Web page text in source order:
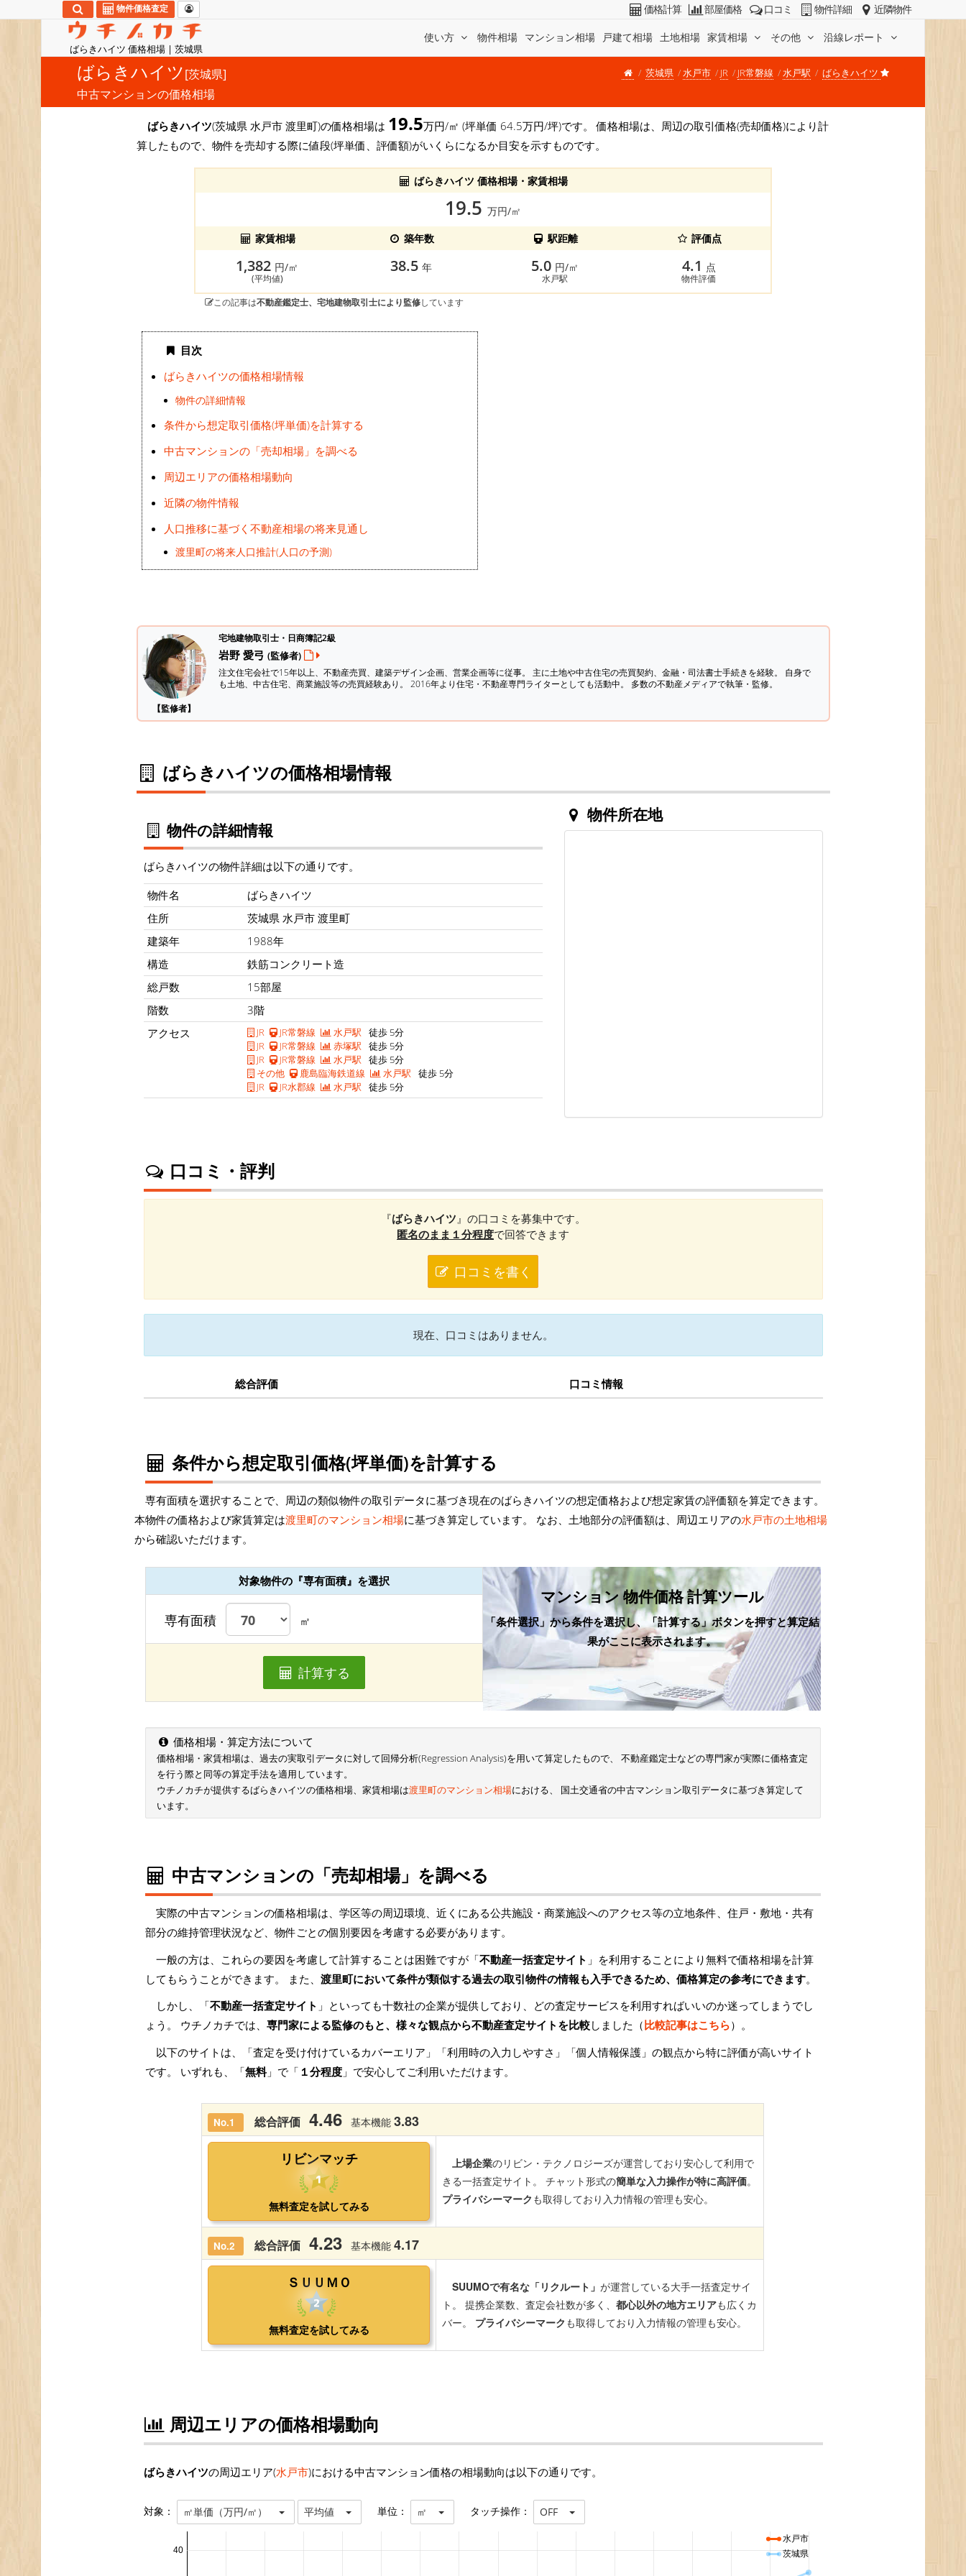
ばらきハイツ 価格相場 | 茨城県
使い方 物件相場 マンション相場 戸建て相場 土地相場 家賃相場 その他 沿線レポート
物件価格査定 価格計算 部屋価格 口コミ 物件詳細 近隣物件
ばらきハイツ[茨城県]
中古マンションの価格相場
茨城県 水戸市 JR JR常磐線 水戸駅 ばらきハイツ
ばらきハイツ(茨城県 水戸市 渡里町)の価格相場は 19.5万円/㎡ (坪単価 64.5万円/坪)です。 価格相場は、周辺の取引価格(売却価格)により計
算したもので、物件を売却する際に値段(坪単価、評価額)がいくらになるか目安を示すものです。
ばらきハイツ 価格相場・家賃相場
19.5 万円/㎡
家賃相場
築年数 駅距離 評価点
1,382 円/㎡
(平均値)
38.5 年 5.0 円/㎡
水戸駅
4.1 点
物件評価
この記事は不動産鑑定士、宅地建物取引士により監修しています
目次
ばらきハイツの価格相場情報
物件の詳細情報
条件から想定取引価格(坪単価)を計算する
中古マンションの「売却相場」を調べる
周辺エリアの価格相場動向
近隣の物件情報
人口推移に基づく不動産相場の将来見通し
渡里町の将来人口推計(人口の予測)
【監修者】
宅地建物取引士・日商簿記2級
岩野 愛弓 (監修者)
注文住宅会社で15年以上、不動産売買、建築デザイン企画、営業企画等に従事。 主に土地や中古住宅の売買契約、金融・司法書士手続きを経験。 自身で
も土地、中古住宅、商業施設等の売買経験あり。 2016年より住宅・不動産専門ライターとしても活動中。 多数の不動産メディアで執筆・監修。
ばらきハイツの価格相場情報
物件の詳細情報
ばらきハイツの物件詳細は以下の通りです。
物件名
ばらきハイツ
住所
茨城県 水戸市 渡里町
建築年
1988年
構造
鉄筋コンクリート造
総戸数
15部屋
階数
3階
アクセス
JR JR常磐線 水戸駅 徒歩 5分
JR
JR常磐線 赤塚駅 徒歩 5分
JR
JR常磐線 水戸駅 徒歩 5分
その他
鹿島臨海鉄道線 水戸駅 徒歩 5分
JR
JR水郡線 水戸駅 徒歩 5分
物件所在地
口コミ・評判
『ばらきハイツ 』の口コミを募集中です。
匿名のまま１分程度で回答できます
口コミを書く
現在、口コミはありません。
総合評価 口コミ情報
条件から想定取引価格(坪単価)を計算する
専有面積を選択することで、周辺の類似物件の取引データに基づき現在のばらきハイツの想定価格および想定家賃の評価額を算定できます。
本物件の価格および家賃算定は渡里町のマンション相場に基づき算定しています。 なお、土地部分の評価額は、周辺エリアの水戸市の土地相場
から確認いただけます。
対象物件の『専有面積』を選択
専有面積 ㎡
計算する
マンション 物件価格 計算ツール
「条件選択」から条件を選択し、「計算する」ボタンを押すと算定結
果がここに表示されます。
価格相場・算定方法について
価格相場・家賃相場は、過去の実取引データに対して回帰分析(Regression Analysis)を用いて算定したもので、 不動産鑑定士などの専門家が実際に価格査定
を行う際と同等の算定手法を適用しています。
ウチノカチが提供するばらきハイツの価格相場、家賃相場は渡里町のマンション相場における、 国土交通省の中古マンション取引データに基づき算定して
います。
中古マンションの「売却相場」を調べる
実際の中古マンションの価格相場は、学区等の周辺環境、近くにある公共施設・商業施設へのアクセス等の立地条件、住戸・敷地・共有
部分の維持管理状況など、物件ごとの個別要因を考慮する必要があります。
一般の方は、これらの要因を考慮して計算することは困難ですが「不動産一括査定サイト 」を利用することにより無料で価格相場を計算
してもらうことができます。 また、 渡里町において条件が類似する過去の取引物件の情報も入手できるため、価格算定の参考にできます。
しかし、「不動産一括査定サイト 」といっても十数社の企業が提供しており、どの査定サービスを利用すればいいのか迷ってしまうでし
ょう。 ウチノカチでは、 専門家による監修のもと、様々な観点から不動産査定サイトを比較しました（比較記事はこちら）。
以下のサイトは、「査定を受け付けているカバーエリア」「利用時の入力しやすさ」「個人情報保護」の観点から特に評価が高いサイト
です。 いずれも、「無料」で「 １分程度 」で安心してご利用いただけます。
周辺エリアの価格相場動向
ばらきハイツの周辺エリア(水戸市)における中古マンション価格の相場動向は以下の通りです。
対象： ㎡単価（万円/㎡） 平均値 単位： ㎡ タッチ操作： OFF
40
水戸市
茨城県